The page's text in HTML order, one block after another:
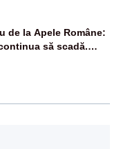
de la Apele Române:
să scadă.
închide în 4 zile